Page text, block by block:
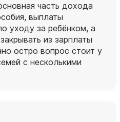
часть дохода
выплаты
уходу за ребёнком, а
из зарплаты
остро вопрос стоит у
с несколькими